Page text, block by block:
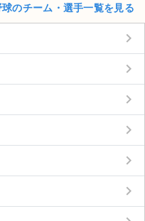
球のチーム・選手一覧を見る
keyboard_arrow_right
keyboard_arrow_right
keyboard_arrow_right
keyboard_arrow_right
keyboard_arrow_right
keyboard_arrow_right